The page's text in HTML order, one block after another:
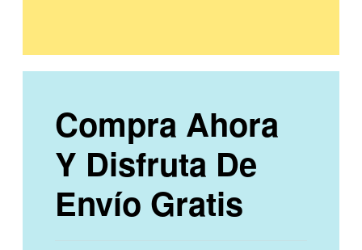
Compra Ahora
Y Disfruta De
Envío Gratis